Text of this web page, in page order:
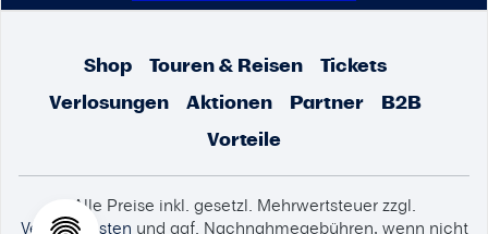
Shop Touren & Reisen
Tickets
Verlosungen
Aktionen Partner
B2B
Vorteile
Alle Preise inkl. gesetzl. Mehrwertsteuer zzgl.
Versandkosten und ggf. Nachnahmegebühren, wenn nicht